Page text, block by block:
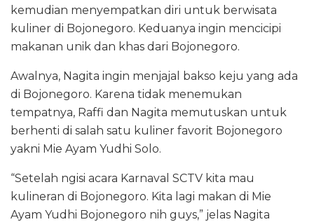
kemudian menyempatkan diri untuk berwisata
kuliner di Bojonegoro. Keduanya ingin mencicipi
makanan unik dan khas dari Bojonegoro.
Awalnya, Nagita ingin menjajal bakso keju yang ada
di Bojonegoro. Karena tidak menemukan
tempatnya, Raffi dan Nagita memutuskan untuk
berhenti di salah satu kuliner favorit Bojonegoro
yakni Mie Ayam Yudhi Solo.
“Setelah ngisi acara Karnaval SCTV kita mau
kulineran di Bojonegoro. Kita lagi makan di Mie
Ayam Yudhi Bojonegoro nih guys,” jelas Nagita